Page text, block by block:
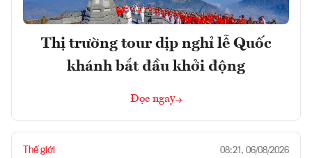
Thị trường tour dịp nghỉ lễ Quốc
khánh bắt đầu khởi động
Đọc ngay
Thế giới 08:21, 06/08/2026